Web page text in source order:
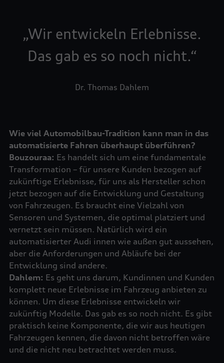
Wir entwickeln Erlebnisse.
Das gab es so noch nicht.
Dr. Thomas Dahlem
Wie viel Automobilbau-Tradition kann man in das
automatisierte Fahren überhaupt überführen?
Bouzouraa: Es handelt sich um eine fundamentale
Transformation – für unsere Kunden bezogen auf
zukünftige Erlebnisse, für uns als Hersteller schon
jetzt bezogen auf die Entwicklung und Gestaltung
von Fahrzeugen. Es braucht eine Vielzahl von
Sensoren und Systemen, die optimal platziert und
vernetzt sein müssen. Natürlich wird ein
automatisierter Audi innen wie außen gut aussehen,
aber die Anforderungen und Abläufe bei der
Dahlem: Es geht uns darum, Kundinnen und Kunden
komplett neue Erlebnisse im Fahrzeug anbieten zu
können. Um diese Erlebnisse entwickeln wir
zukünftig Modelle. Das gab es so noch nicht. Es gibt
praktisch keine Komponente, die wir aus heutigen
Fahrzeugen kennen, die davon nicht betroffen wäre
und die nicht neu betrachtet werden muss.